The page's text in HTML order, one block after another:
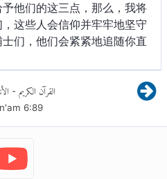
他们的这三点，那么，我将
这些人会信仰并牢牢地坚守
们，他们会紧紧地追随你直
القرآن الكريم -
6:89